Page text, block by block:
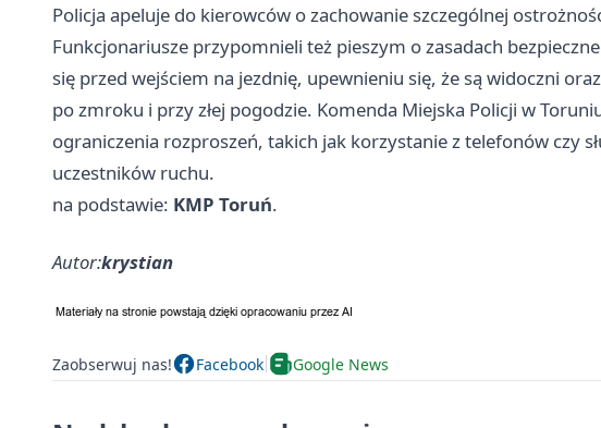
Policja apeluje do kierowców o zachowanie szczególnej
Funkcjonariusze przypomnieli też pieszym o zasadach
się przed wejściem na jezdnię, upewnieniu się, że są widoczni
po zmroku i przy złej pogodzie. Komenda Miejska Policji w
ograniczenia rozproszeń, takich jak korzystanie z telefonów czy
uczestników ruchu.
na podstawie: KMP Toruń.
Autor:krystian
Zaobserwuj nas! Facebook Google News